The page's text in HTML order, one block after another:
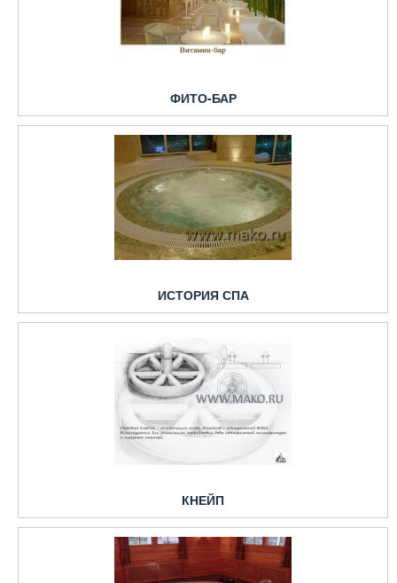
ФИТО-БАР
ИСТОРИЯ СПА
КНЕЙП